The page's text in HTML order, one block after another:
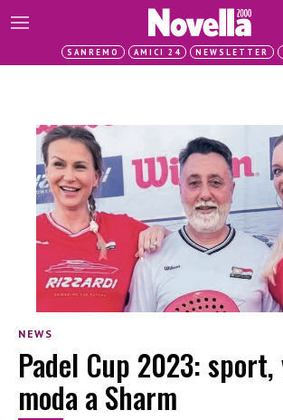
SANREMO AMICI 24 NEWSLETTER
NEWS
Padel Cup 2023:
moda a Sharm